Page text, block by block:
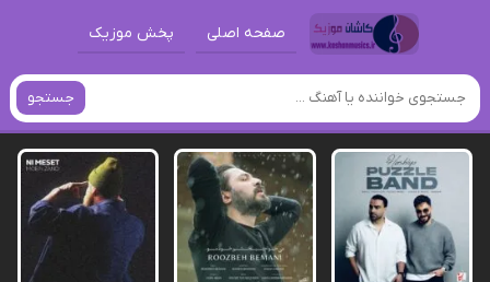
صفحه اصلی پخش موزیک
جستجو